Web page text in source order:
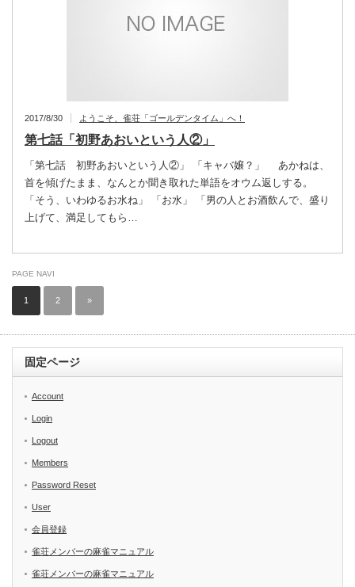
2017/8/30 ようこそ、雀荘「ゴールデンタイム」へ！
第七話「初野あおいという人②」
「第七話 初野あおいという人②」 「キャバ嬢？」 あかねは、
首を傾げたまま、なんとか聞き取れた単語をオウム返しする。
「そう、いわゆるお水ね」 「お水」 「男の人とお酒飲んで、盛り
上げて、満足してもら…
PAGE NAVI
1 2 »
固定ページ
Account
Login
Logout
Members
Password Reset
User
会員登録
雀荘メンバーの麻雀マニュアル
雀荘メンバーの麻雀マニュアル